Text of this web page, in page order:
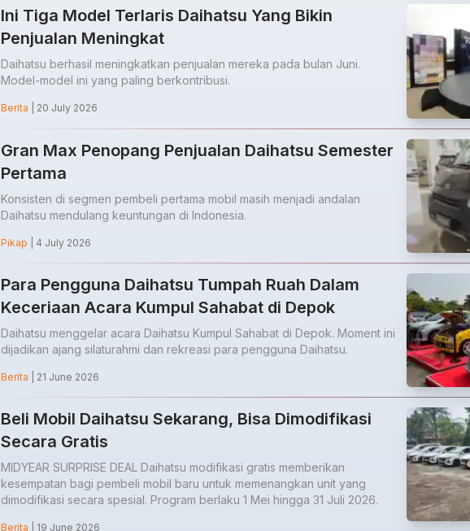
Ini Tiga Model Terlaris Daihatsu Yang Bikin
Penjualan Meningkat
Daihatsu berhasil meningkatkan penjualan mereka pada bulan Juni.
Model-model ini yang paling berkontribusi.
Berita | 20 July 2026
Gran Max Penopang Penjualan Daihatsu Semester
Pertama
Konsisten di segmen pembeli pertama mobil masih menjadi andalan
Daihatsu mendulang keuntungan di Indonesia.
Pikap | 4 July 2026
Para Pengguna Daihatsu Tumpah Ruah Dalam
Keceriaan Acara Kumpul Sahabat di Depok
Daihatsu menggelar acara Daihatsu Kumpul Sahabat di Depok. Moment ini
dijadikan ajang silaturahmi dan rekreasi para pengguna Daihatsu.
Berita | 21 June 2026
Beli Mobil Daihatsu Sekarang, Bisa Dimodifikasi
Secara Gratis
MIDYEAR SURPRISE DEAL Daihatsu modifikasi gratis memberikan
kesempatan bagi pembeli mobil baru untuk memenangkan unit yang
dimodifikasi secara spesial. Program berlaku 1 Mei hingga 31 Juli 2026.
Berita | 19 June 2026